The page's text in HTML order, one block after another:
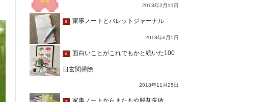
2013年2月11日
5 家事ノートとバレットジャーナル
2018年6月5日
6 面白いことがこれでもかと続いた100
日玄関掃除
2018年11月25日
家事ノートからまたもや脱却失敗…